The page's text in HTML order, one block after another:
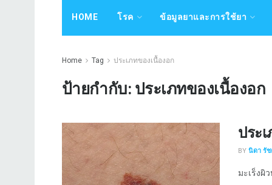
HOME โรค ข้อมูลยาและการใช้ยา
Home Tag ประเภทของเนื้องอก
ป้ายกำกับ: ประเภทของเนื้องอก
ประ
BY นิดา รัช
มะเร็งผิ